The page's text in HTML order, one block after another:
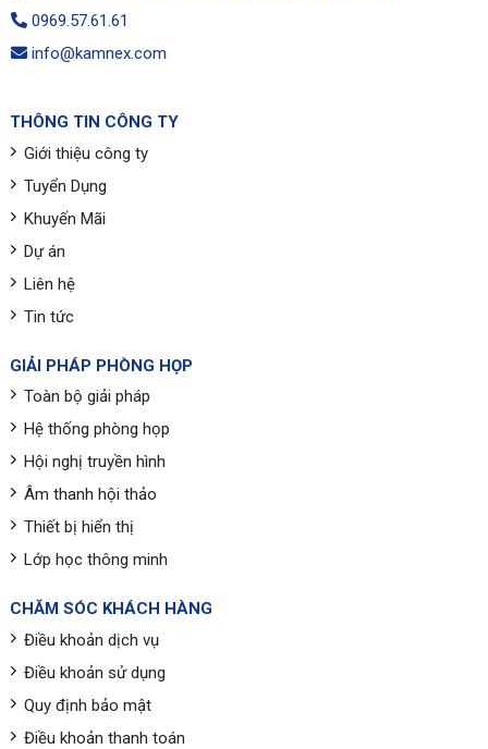
0969.57.61.61
info@kamnex.com
THÔNG TIN CÔNG TY
Giới thiệu công ty
Tuyển Dụng
Khuyến Mãi
Dự án
Liên hệ
Tin tức
GIẢI PHÁP PHÒNG HỌP
Toàn bộ giải pháp
Hệ thống phòng họp
Hội nghị truyền hình
Âm thanh hội thảo
Thiết bị hiển thị
Lớp học thông minh
CHĂM SÓC KHÁCH HÀNG
Điều khoản dịch vụ
Điều khoản sử dụng
Quy định bảo mật
Điều khoản thanh toán